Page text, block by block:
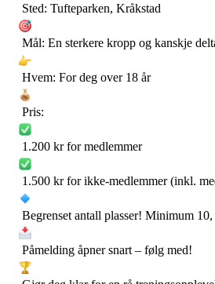
Sted: Tufteparken, Kråkstad
Mål: En sterkere kropp og kanskje
Hvem: For deg over 18 år
Pris:
1.200 kr for medlemmer
1.500 kr for ikke-medlemmer (inkl.
Begrenset antall plasser! Minimum
Påmelding åpner snart – følg med!